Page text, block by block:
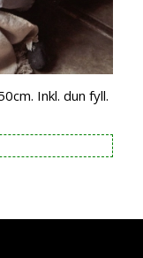
Inkl. dun fyll.